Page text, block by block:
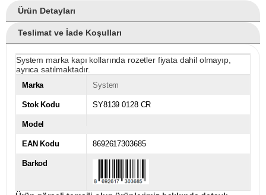
Ürün Detayları
Teslimat ve İade Koşulları
System marka kapı kollarında rozetler fiyata dahil olmayıp,
ayrıca satılmaktadır.
Marka System
Stok Kodu SY8139 0128 CR
Model
EAN Kodu 8692617303685
Barkod